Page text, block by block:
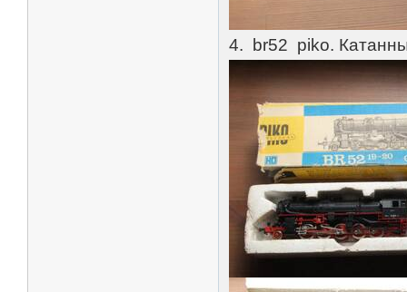
4. br52 piko.